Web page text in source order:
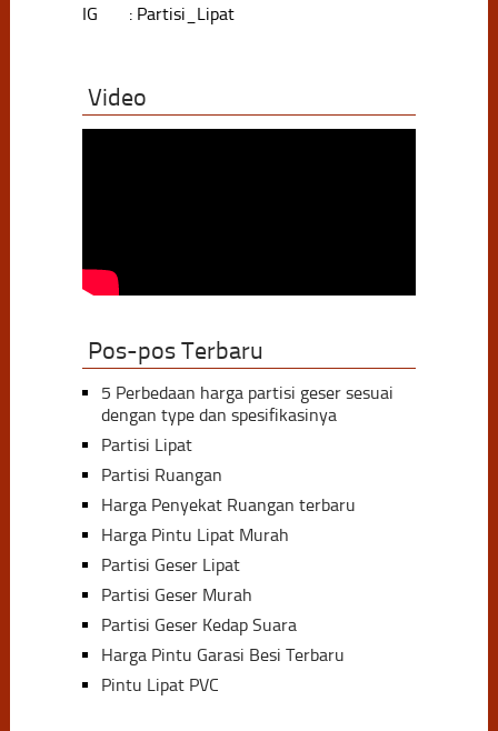
IG : Partisi_Lipat
Video
Pos-pos Terbaru
5 Perbedaan harga partisi geser sesuai
dengan type dan spesifikasinya
Partisi Lipat
Partisi Ruangan
Harga Penyekat Ruangan terbaru
Harga Pintu Lipat Murah
Partisi Geser Lipat
Partisi Geser Murah
Partisi Geser Kedap Suara
Harga Pintu Garasi Besi Terbaru
Pintu Lipat PVC